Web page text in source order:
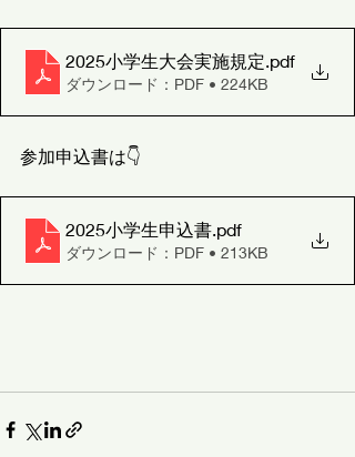
2025小学生大会実施規定.pdf
ダウンロード：PDF • 224KB
参加申込書は👇
2025小学生申込書.pdf
ダウンロード：PDF • 213KB